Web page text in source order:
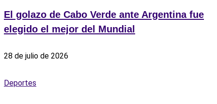
El golazo de Cabo Verde ante Argentina fue
elegido el mejor del Mundial
28 de julio de 2026
Deportes